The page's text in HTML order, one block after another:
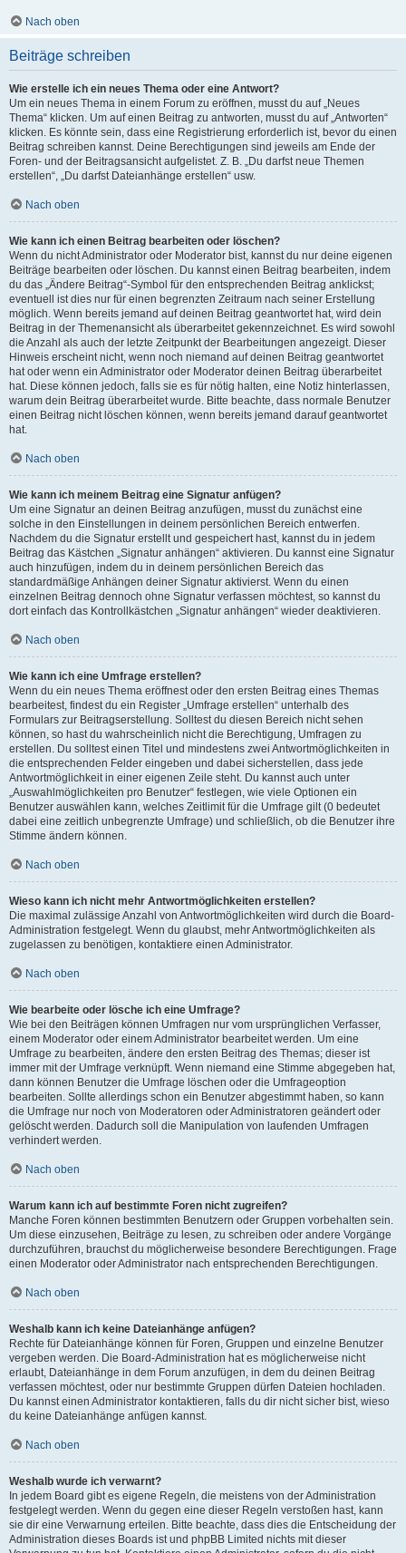
Nach oben
Beiträge schreiben
Wie erstelle ich ein neues Thema oder eine Antwort?
Um ein neues Thema in einem Forum zu eröffnen, musst du auf „Neues
Thema“ klicken. Um auf einen Beitrag zu antworten, musst du auf „Antworten“
klicken. Es könnte sein, dass eine Registrierung erforderlich ist, bevor du einen
Beitrag schreiben kannst. Deine Berechtigungen sind jeweils am Ende der
Foren- und der Beitragsansicht aufgelistet. Z. B. „Du darfst neue Themen
erstellen“, „Du darfst Dateianhänge erstellen“ usw.
Nach oben
Wie kann ich einen Beitrag bearbeiten oder löschen?
Wenn du nicht Administrator oder Moderator bist, kannst du nur deine eigenen
Beiträge bearbeiten oder löschen. Du kannst einen Beitrag bearbeiten, indem
du das „Ändere Beitrag“-Symbol für den entsprechenden Beitrag anklickst;
eventuell ist dies nur für einen begrenzten Zeitraum nach seiner Erstellung
möglich. Wenn bereits jemand auf deinen Beitrag geantwortet hat, wird dein
Beitrag in der Themenansicht als überarbeitet gekennzeichnet. Es wird sowohl
die Anzahl als auch der letzte Zeitpunkt der Bearbeitungen angezeigt. Dieser
Hinweis erscheint nicht, wenn noch niemand auf deinen Beitrag geantwortet
hat oder wenn ein Administrator oder Moderator deinen Beitrag überarbeitet
hat. Diese können jedoch, falls sie es für nötig halten, eine Notiz hinterlassen,
warum dein Beitrag überarbeitet wurde. Bitte beachte, dass normale Benutzer
einen Beitrag nicht löschen können, wenn bereits jemand darauf geantwortet
hat.
Nach oben
Wie kann ich meinem Beitrag eine Signatur anfügen?
Um eine Signatur an deinen Beitrag anzufügen, musst du zunächst eine
solche in den Einstellungen in deinem persönlichen Bereich entwerfen.
Nachdem du die Signatur erstellt und gespeichert hast, kannst du in jedem
Beitrag das Kästchen „Signatur anhängen“ aktivieren. Du kannst eine Signatur
auch hinzufügen, indem du in deinem persönlichen Bereich das
standardmäßige Anhängen deiner Signatur aktivierst. Wenn du einen
einzelnen Beitrag dennoch ohne Signatur verfassen möchtest, so kannst du
dort einfach das Kontrollkästchen „Signatur anhängen“ wieder deaktivieren.
Nach oben
Wie kann ich eine Umfrage erstellen?
Wenn du ein neues Thema eröffnest oder den ersten Beitrag eines Themas
bearbeitest, findest du ein Register „Umfrage erstellen“ unterhalb des
Formulars zur Beitragserstellung. Solltest du diesen Bereich nicht sehen
können, so hast du wahrscheinlich nicht die Berechtigung, Umfragen zu
erstellen. Du solltest einen Titel und mindestens zwei Antwortmöglichkeiten in
die entsprechenden Felder eingeben und dabei sicherstellen, dass jede
Antwortmöglichkeit in einer eigenen Zeile steht. Du kannst auch unter
„Auswahlmöglichkeiten pro Benutzer“ festlegen, wie viele Optionen ein
Benutzer auswählen kann, welches Zeitlimit für die Umfrage gilt (0 bedeutet
dabei eine zeitlich unbegrenzte Umfrage) und schließlich, ob die Benutzer ihre
Stimme ändern können.
Nach oben
Wieso kann ich nicht mehr Antwortmöglichkeiten erstellen?
Die maximal zulässige Anzahl von Antwortmöglichkeiten wird durch die Board-
Administration festgelegt. Wenn du glaubst, mehr Antwortmöglichkeiten als
zugelassen zu benötigen, kontaktiere einen Administrator.
Nach oben
Wie bearbeite oder lösche ich eine Umfrage?
Wie bei den Beiträgen können Umfragen nur vom ursprünglichen Verfasser,
einem Moderator oder einem Administrator bearbeitet werden. Um eine
Umfrage zu bearbeiten, ändere den ersten Beitrag des Themas; dieser ist
immer mit der Umfrage verknüpft. Wenn niemand eine Stimme abgegeben hat,
dann können Benutzer die Umfrage löschen oder die Umfrageoption
bearbeiten. Sollte allerdings schon ein Benutzer abgestimmt haben, so kann
die Umfrage nur noch von Moderatoren oder Administratoren geändert oder
gelöscht werden. Dadurch soll die Manipulation von laufenden Umfragen
verhindert werden.
Nach oben
Warum kann ich auf bestimmte Foren nicht zugreifen?
Manche Foren können bestimmten Benutzern oder Gruppen vorbehalten sein.
Um diese einzusehen, Beiträge zu lesen, zu schreiben oder andere Vorgänge
durchzuführen, brauchst du möglicherweise besondere Berechtigungen. Frage
einen Moderator oder Administrator nach entsprechenden Berechtigungen.
Nach oben
Weshalb kann ich keine Dateianhänge anfügen?
Rechte für Dateianhänge können für Foren, Gruppen und einzelne Benutzer
vergeben werden. Die Board-Administration hat es möglicherweise nicht
erlaubt, Dateianhänge in dem Forum anzufügen, in dem du deinen Beitrag
verfassen möchtest, oder nur bestimmte Gruppen dürfen Dateien hochladen.
Du kannst einen Administrator kontaktieren, falls du dir nicht sicher bist, wieso
du keine Dateianhänge anfügen kannst.
Nach oben
Weshalb wurde ich verwarnt?
In jedem Board gibt es eigene Regeln, die meistens von der Administration
festgelegt werden. Wenn du gegen eine dieser Regeln verstoßen hast, kann
sie dir eine Verwarnung erteilen. Bitte beachte, dass dies die Entscheidung der
Administration dieses Boards ist und phpBB Limited nichts mit dieser